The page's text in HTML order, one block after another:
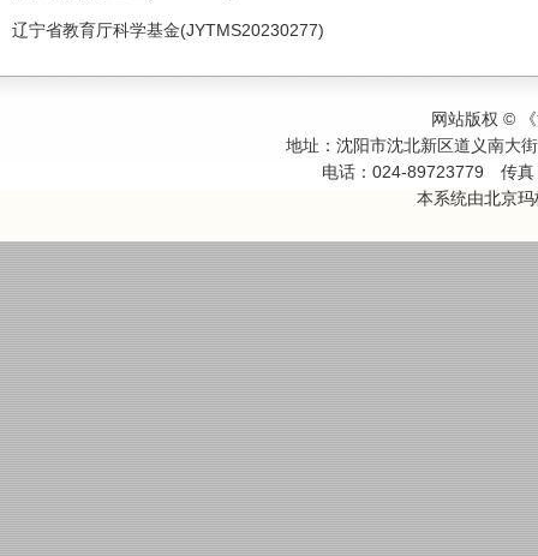
辽宁省教育厅科学基金(JYTMS20230277)
网站版权 ©
地址：沈阳市沈北新区道义南大
电话：024-89723779 传
本系统由北京